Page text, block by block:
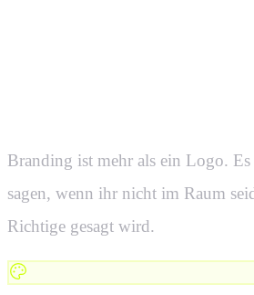
Branding ist mehr als ein Logo. Es
sagen, wenn ihr nicht im Raum
Richtige gesagt wird.